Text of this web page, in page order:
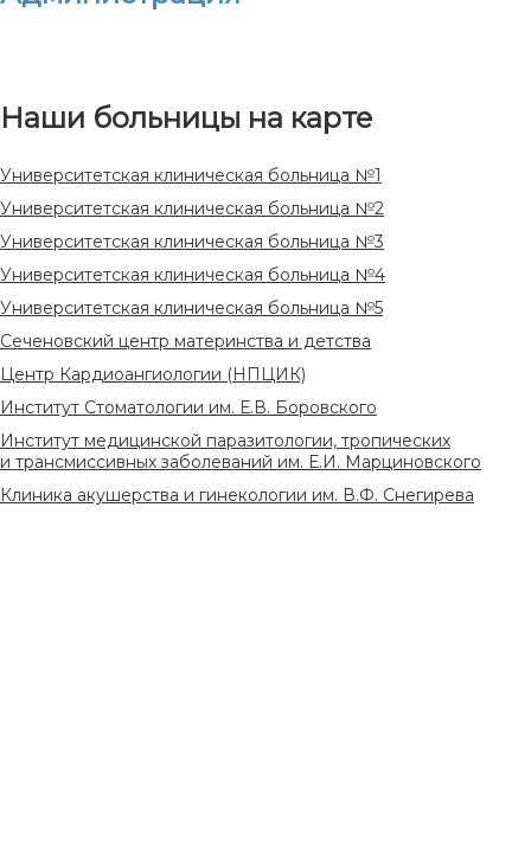
Наши больницы на карте
Университетская клиническая больница №1
Университетская клиническая больница №2
Университетская клиническая больница №3
Университетская клиническая больница №4
Университетская клиническая больница №5
Сеченовский центр материнства и детства
Центр Кардиоангиологии (НПЦИК)
Институт Стоматологии им. Е.В. Боровского
Институт медицинской паразитологии, тропических
и трансмиссивных заболеваний им. Е.И. Марциновского
Клиника акушерства и гинекологии им. В.Ф. Снегирева